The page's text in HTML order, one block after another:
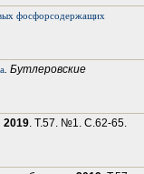
фосфорсодержащих
. Бутлеровские
2019. Т.57. №1. С.62-65.